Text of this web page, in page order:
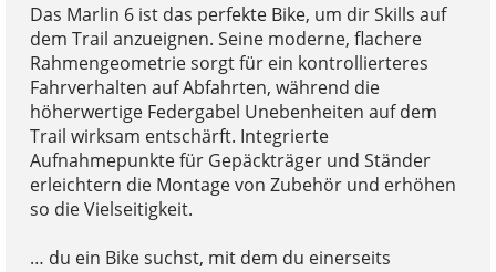
Das Marlin 6 ist das perfekte Bike, um dir Skills auf
dem Trail anzueignen. Seine moderne, flachere
Rahmengeometrie sorgt für ein kontrollierteres
Fahrverhalten auf Abfahrten, während die
höherwertige Federgabel Unebenheiten auf dem
Trail wirksam entschärft. Integrierte
Aufnahmepunkte für Gepäckträger und Ständer
erleichtern die Montage von Zubehör und erhöhen
so die Vielseitigkeit.
… du ein Bike suchst, mit dem du einerseits